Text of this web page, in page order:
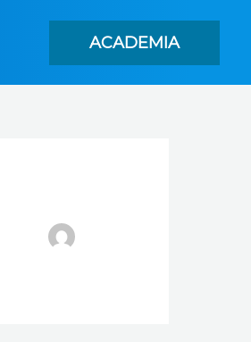
ACADEMIA